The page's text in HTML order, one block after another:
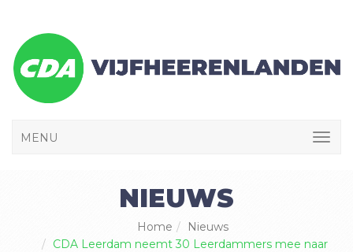
MENU
NIEUWS
Home
Nieuws
CDA Leerdam neemt 30 Leerdammers mee naar